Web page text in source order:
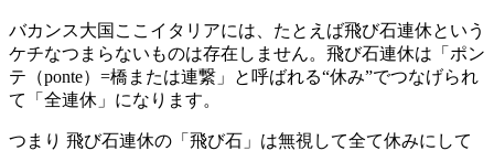
バカンス大国ここイタリアには、たとえば飛び石連休という
ケチなつまらないものは存在しません。飛び石連休は「ポン
テ（ponte）=橋または連繋」と呼ばれる“休み”でつなげられ
て「全連休」になります。
つまり 飛び石連休の「飛び石」は無視して全て休みにして